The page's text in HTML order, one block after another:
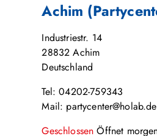
Achim
Industriestr. 14
28832 Achim
Deutschland
Tel: 04202-759343
Mail: partycenter@holab.de
GeschlossenÖffnet